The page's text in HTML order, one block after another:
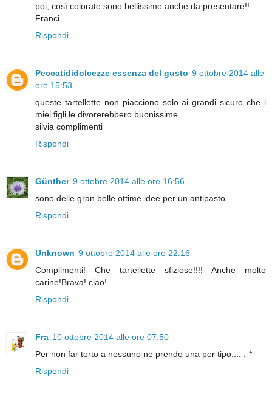
poi, così colorate sono bellissime anche da presentare!!
Franci
Rispondi
Peccatididolcezze essenza del gusto 9 ottobre 2014 alle
ore 15:53
queste tartellette non piacciono solo ai grandi sicuro che i
miei figli le divorerebbero buonissime
silvia complimenti
Rispondi
Günther 9 ottobre 2014 alle ore 16:56
sono delle gran belle ottime idee per un antipasto
Rispondi
Unknown 9 ottobre 2014 alle ore 22:16
Complimenti! Che tartellette sfiziose!!!! Anche molto
carine!Brava! ciao!
Rispondi
Fra 10 ottobre 2014 alle ore 07:50
Per non far torto a nessuno ne prendo una per tipo.... :-*
Rispondi